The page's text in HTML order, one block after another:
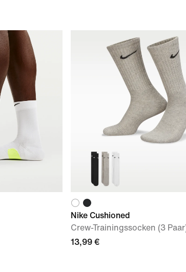
Nike Cushioned
Crew-Trainingssocken (3
13,99 €